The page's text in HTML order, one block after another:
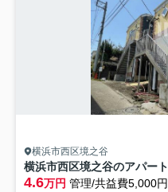
横浜市西区境之谷
横浜市西区境之谷のアパート
4.6万円 管理/共益費5,000円